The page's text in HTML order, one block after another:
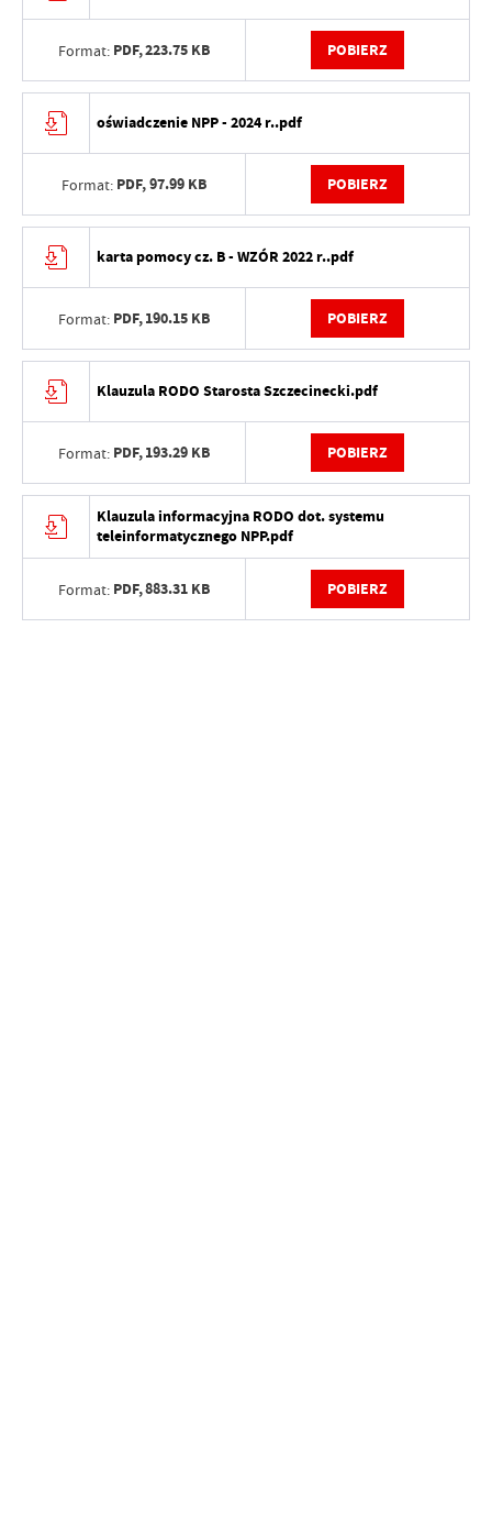
Format: PDF,223.75 KB POBIERZ
oświadczenie NPP - 2024 r..pdf
Format: PDF,97.99 KB POBIERZ
karta pomocy cz. B - WZÓR 2022 r..pdf
Format: PDF,190.15 KB POBIERZ
Klauzula RODO Starosta Szczecinecki.pdf
Format: PDF,193.29 KB POBIERZ
Klauzula informacyjna RODO dot. systemu
teleinformatycznego NPP.pdf
Format: PDF,883.31 KB POBIERZ